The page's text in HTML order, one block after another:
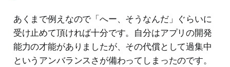
あくまで例えなので「へー、そうなんだ」ぐらいに
受け止めて頂ければ十分です。自分はアプリの開発
能力の才能がありましたが、その代償として過集中
というアンバランスさが備わってしまったのです。